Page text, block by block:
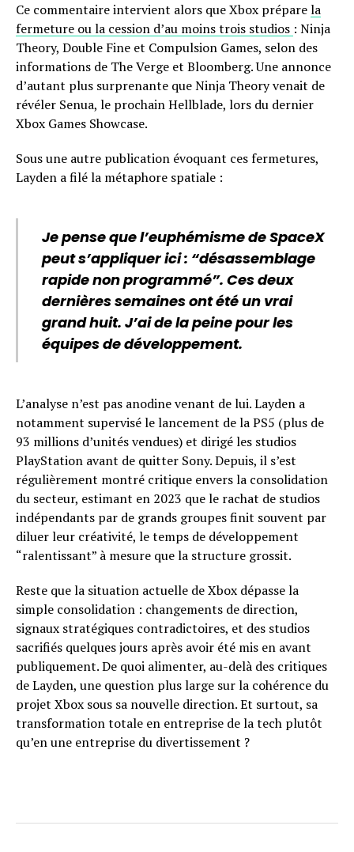
Ce commentaire intervient alors que Xbox préparela
fermeture ou la cession d’au moins trois studios : Ninja
Theory, Double Fine et Compulsion Games, selon des
informations de The Verge et Bloomberg. Une annonce
d’autant plus surprenante que Ninja Theory venait de
révéler Senua, le prochain Hellblade, lors du dernier
Xbox Games Showcase.
Sous une autre publication évoquant ces fermetures,
Layden a filé la métaphore spatiale :
Je pense que l’euphémisme de SpaceX
peut s’appliquer ici : “désassemblage
rapide non programmé”. Ces deux
dernières semaines ont été un vrai
grand huit. J’ai de la peine pour les
équipes de développement.
L’analyse n’est pas anodine venant de lui. Layden a
notamment supervisé le lancement de la PS5 (plus de
93 millions d’unités vendues) et dirigé les studios
PlayStation avant de quitter Sony. Depuis, il s’est
régulièrement montré critique envers la consolidation
du secteur, estimant en 2023 que le rachat de studios
indépendants par de grands groupes finit souvent par
diluer leur créativité, le temps de développement
“ralentissant” à mesure que la structure grossit.
Reste que la situation actuelle de Xbox dépasse la
simple consolidation : changements de direction,
signaux stratégiques contradictoires, et des studios
sacrifiés quelques jours après avoir été mis en avant
publiquement. De quoi alimenter, au-delà des critiques
de Layden, une question plus large sur la cohérence du
projet Xbox sous sa nouvelle direction. Et surtout, sa
transformation totale en entreprise de la tech plutôt
qu’en une entreprise du divertissement ?